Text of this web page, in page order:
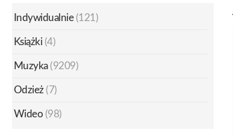
Indywidualnie (121)
Książki (4)
Muzyka (9209)
Odzież (7)
Wideo (98)